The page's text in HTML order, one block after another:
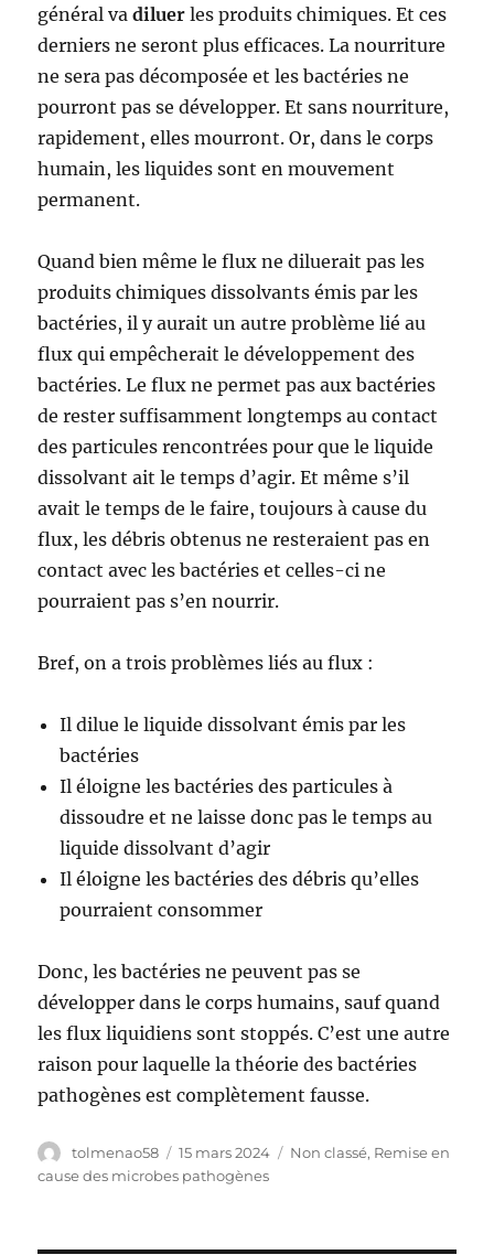
général vadiluer les produits chimiques. Et ces
derniers ne seront plus efficaces. La nourriture
ne sera pas décomposée et les bactéries ne
pourront pas se développer. Et sans nourriture,
rapidement, elles mourront. Or, dans le corps
humain, les liquides sont en mouvement
permanent.
Quand bien même le flux ne diluerait pas les
produits chimiques dissolvants émis par les
bactéries, il y aurait un autre problème lié au
flux qui empêcherait le développement des
bactéries. Le flux ne permet pas aux bactéries
de rester suffisamment longtemps au contact
des particules rencontrées pour que le liquide
dissolvant ait le temps d’agir. Et même s’il
avait le temps de le faire, toujours à cause du
flux, les débris obtenus ne resteraient pas en
contact avec les bactéries et celles-ci ne
pourraient pas s’en nourrir.
Bref, on a trois problèmes liés au flux :
Il dilue le liquide dissolvant émis par les
bactéries
Il éloigne les bactéries des particules à
dissoudre et ne laisse donc pas le temps au
liquide dissolvant d’agir
Il éloigne les bactéries des débris qu’elles
pourraient consommer
Donc, les bactéries ne peuvent pas se
développer dans le corps humains, sauf quand
les flux liquidiens sont stoppés. C’est une autre
raison pour laquelle la théorie des bactéries
pathogènes est complètement fausse.
Auteur
tolmenao58
Publié
le
15 mars 2024 Catégories
Non classé, Remise en
cause des microbes pathogènes